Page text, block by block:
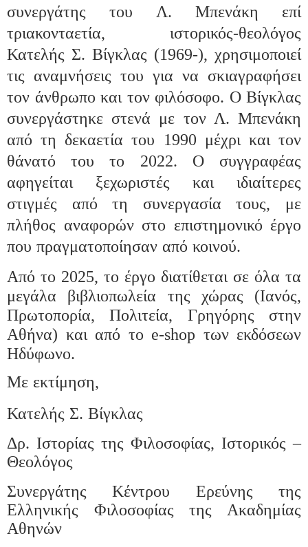
συνεργάτης του Λ. Μπενάκη επί
τριακονταετία, ιστορικός-θεολόγος
Κατελής Σ. Βίγκλας (1969-), χρησιμοποιεί
τις αναμνήσεις του για να σκιαγραφήσει
τον άνθρωπο και τον φιλόσοφο. Ο Βίγκλας
συνεργάστηκε στενά με τον Λ. Μπενάκη
από τη δεκαετία του 1990 μέχρι και τον
θάνατό του το 2022. Ο συγγραφέας
αφηγείται ξεχωριστές και ιδιαίτερες
στιγμές από τη συνεργασία τους, με
πλήθος αναφορών στο επιστημονικό έργο
που πραγματοποίησαν από κοινού.
Από το 2025, το έργο διατίθεται σε όλα τα
μεγάλα βιβλιοπωλεία της χώρας (Ιανός,
Πρωτοπορία, Πολιτεία, Γρηγόρης στην
Αθήνα) και από το e-shop των εκδόσεων
Ηδύφωνο.
Με εκτίμηση,
Κατελής Σ. Βίγκλας
Δρ. Ιστορίας της Φιλοσοφίας, Ιστορικός –
Θεολόγος
Συνεργάτης Κέντρου Ερεύνης της
Ελληνικής Φιλοσοφίας της Ακαδημίας
Αθηνών